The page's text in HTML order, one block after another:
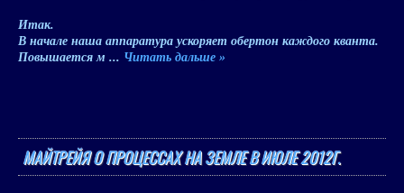
Итак.
В начале наша аппаратура ускоряет обертон каждого кванта.
Повышается м ... Читать дальше »
МАЙТРЕЙЯ О ПРОЦЕССАХ НА ЗЕМЛЕ В ИЮЛЕ 2012Г.